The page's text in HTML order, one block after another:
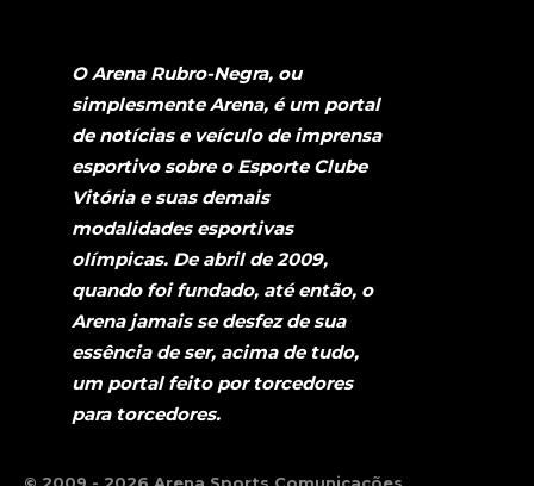
O Arena Rubro-Negra, ou
simplesmente Arena, é um portal
de notícias e veículo de imprensa
esportivo sobre o Esporte Clube
Vitória e suas demais
modalidades esportivas
olímpicas. De abril de 2009,
quando foi fundado, até então, o
Arena jamais se desfez de sua
essência de ser, acima de tudo,
um portal feito por torcedores
para torcedores.